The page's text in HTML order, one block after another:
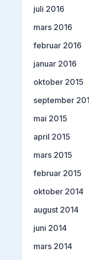
juli 2016
mars 2016
februar 2016
januar 2016
oktober 2015
september
mai 2015
april 2015
mars 2015
februar 2015
oktober 2014
august 2014
juni 2014
mars 2014